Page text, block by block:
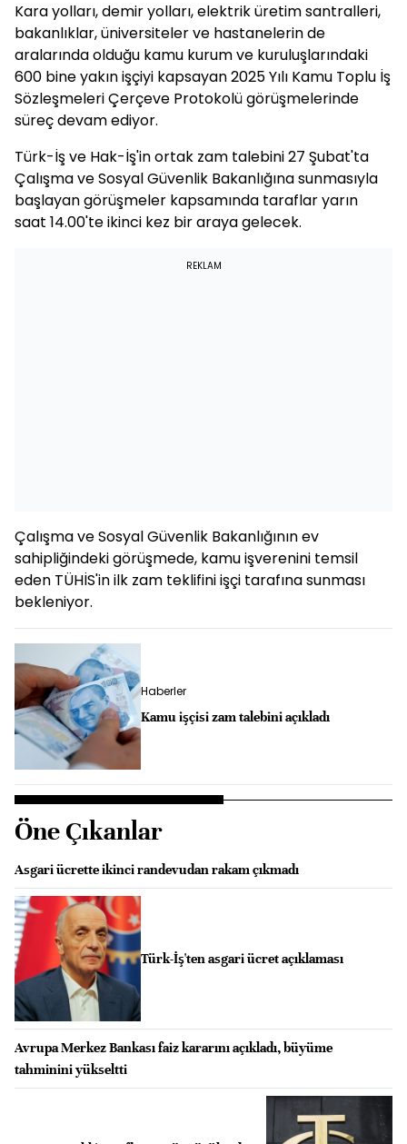
Kara yolları, demir yolları, elektrik üretim santralleri,
bakanlıklar, üniversiteler ve hastanelerin de
aralarında olduğu kamu kurum ve kuruluşlarındaki
600 bine yakın işçiyi kapsayan 2025 Yılı Kamu Toplu İş
Sözleşmeleri Çerçeve Protokolü görüşmelerinde
süreç devam ediyor.
Türk-İş ve Hak-İş'in ortak zam talebini 27 Şubat'ta
Çalışma ve Sosyal Güvenlik Bakanlığına sunmasıyla
başlayan görüşmeler kapsamında taraflar yarın
saat 14.00'te ikinci kez bir araya gelecek.
REKLAM
Çalışma ve Sosyal Güvenlik Bakanlığının ev
sahipliğindeki görüşmede, kamu işverenini temsil
eden TÜHİS'in ilk zam teklifini işçi tarafına sunması
bekleniyor.
Haberler
Kamu işçisi zam talebini açıkladı
Öne Çıkanlar
Asgari ücrette ikinci randevudan rakam çıkmadı
Türk-İş'ten asgari ücret açıklaması
Avrupa Merkez Bankası faiz kararını açıkladı, büyüme
tahminini yükseltti